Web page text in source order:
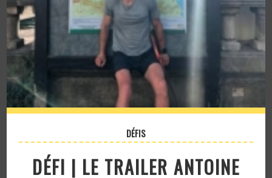
DÉFIS
DÉFI | LE TRAILER ANTOINE